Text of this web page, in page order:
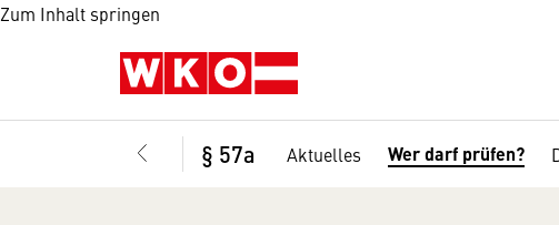
Zum Inhalt springen
§ 57a Aktuelles Wer darf prüfen?